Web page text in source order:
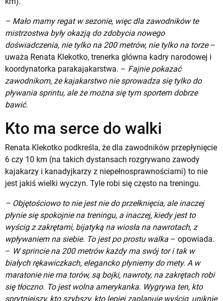
– Mało mamy regat w sezonie, więc dla zawodników te
mistrzostwa były okazją do zdobycia nowego
doświadczenia, nie tylko na 200 metrów, nie tylko na torze–
uważa Renata Klekotko, trenerka główna kadry narodowej i
koordynatorka parakajakarstwa. – Fajnie pokazać
zawodnikom, że kajakarstwo nie sprowadza się tylko do
pływania sprintu, ale że można się tym sportem dobrze
bawić.
Kto ma serce do walki
Renata Klekotko podkreśla, że dla zawodników przepłynięcie
6 czy 10 km (na takich dystansach rozgrywano zawody
kajakarzy i kanadyjkarzy z niepełnosprawnościami) to nie
jest jakiś wielki wyczyn. Tyle robi się często na treningu.
– Objętościowo to nie jest nie do przełknięcia, ale inaczej
płynie się spokojnie na treningu, a inaczej, kiedy jest to
wyścig z zakrętami, bijatyką na wiosła na nawrotach, z
wpływaniem na siebie. To jest po prostu walka – opowiada.
– W sprincie na 200 metrów każdy ma swój tor i tak w
białych rękawiczkach, elegancko płyniemy do mety. A w
maratonie nie ma torów, są bojki, nawroty, na zakrętach robi
się tłoczno. To jest wolna amerykanka. Wygrywa ten, kto
sprytniejszy, kto szybszy, kto lepiej zaplanuje wyścig, uniknie